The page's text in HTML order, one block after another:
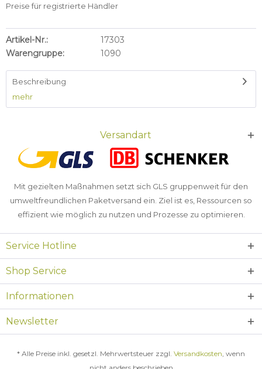
Preise für registrierte Händler
Artikel-Nr.:
17303
Warengruppe:
1090
Beschreibung
mehr
Versandart
Mit gezielten Maßnahmen setzt sich GLS gruppenweit für den
umweltfreundlichen Paketversand ein. Ziel ist es, Ressourcen so
effizient wie möglich zu nutzen und Prozesse zu optimieren.
Service Hotline
Shop Service
Informationen
Newsletter
* Alle Preise inkl. gesetzl. Mehrwertsteuer zzgl. Versandkosten, wenn